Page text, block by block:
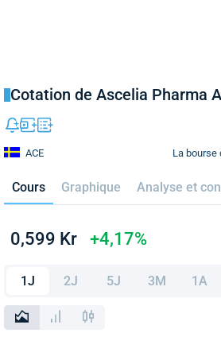
Cotation de Ascelia Pharma
La bourse
ACE
Cours Graphique Analyse et
0,599 Kr +4,17%
1J 2J 5J 3M 1A